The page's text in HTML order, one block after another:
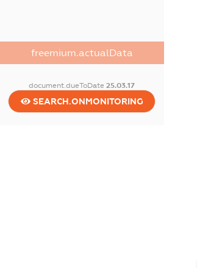
freemium.actualData
document.dueToDate25.03.17
SEARCH.ONMONITORING